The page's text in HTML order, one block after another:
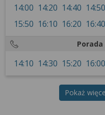
14:00 14:20 14:40 14:50
15:50 16:10 16:20 16:40
14:10 14:30 15:20 16:00
Pokaż